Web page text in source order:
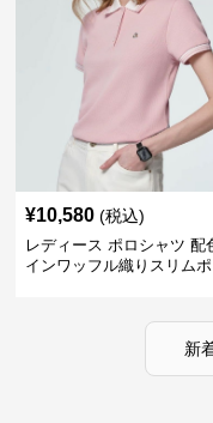
¥10,580 (税込)
レディース ポロシャツ 配
インワッフル織りスリム
新